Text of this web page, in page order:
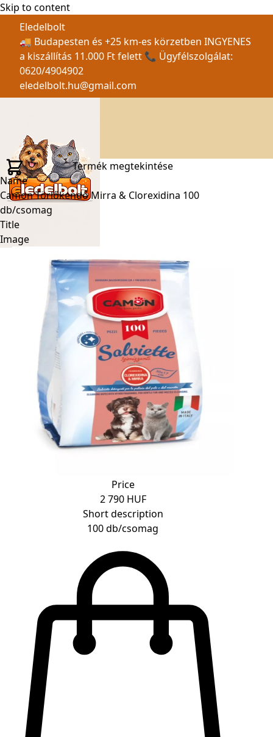
Skip to content
Eledelbolt
🚚 Budapesten és +25 km-es körzetben INGYENES
a kiszállítás 11.000 Ft felett 📞 Ügyfélszolgálat:
0620/4904902
eledelbolt.hu@gmail.com
Termék megtekintése
Name
Camon Törlőkendő Mirra & Clorexidina 100
db/csomag
Title
Image
Price
2 790 HUF
Short description
100 db/csomag